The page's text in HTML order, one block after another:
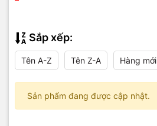
Sắp xếp:
Tên A-Z Tên Z-A Hàng mới
Sản phẩm đang được cập nhật.